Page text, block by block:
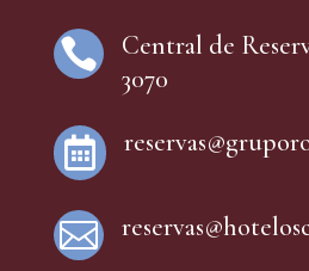

Central de
3070

